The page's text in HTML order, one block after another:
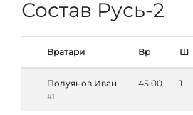
Состав Русь-2
Вратари Вр Ш
Полуянов Иван
#1
45.00 1